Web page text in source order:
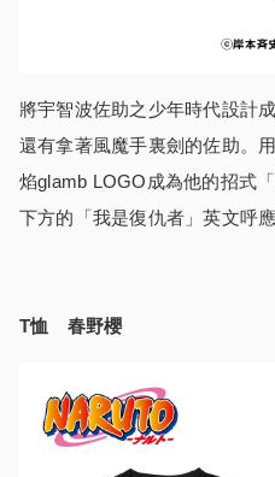
將宇智波佐助之少年時代設計
還有拿著風魔手裏劍的佐助。
焰glamb LOGO成為他的招式
下方的「我是復仇者」英文呼應
T恤 春野櫻